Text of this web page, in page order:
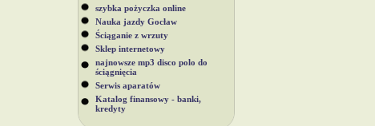
szybka pożyczka online
Nauka jazdy Gocław
Ściąganie z wrzuty
Sklep internetowy
najnowsze mp3 disco polo do
ściągnięcia
Serwis aparatów
Katalog finansowy - banki,
kredyty